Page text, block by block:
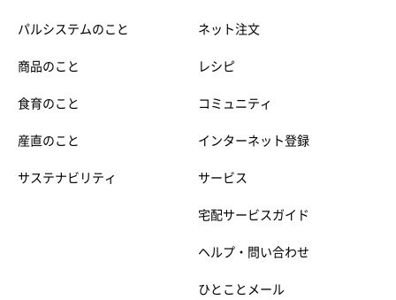
パルシステムのこと
商品のこと
食育のこと
産直のこと
サステナビリティ
ネット注文
レシピ
コミュニティ
インターネット登録
サービス
宅配サービスガイド
ヘルプ・問い合わせ
ひとことメール